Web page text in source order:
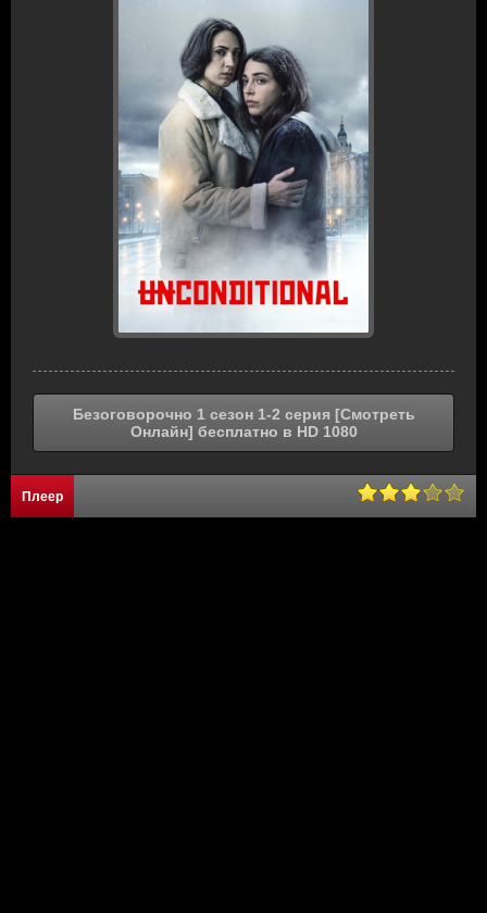
Безоговорочно 1 сезон 1-2 серия [Смотреть
Онлайн] бесплатно в HD 1080
Плеер